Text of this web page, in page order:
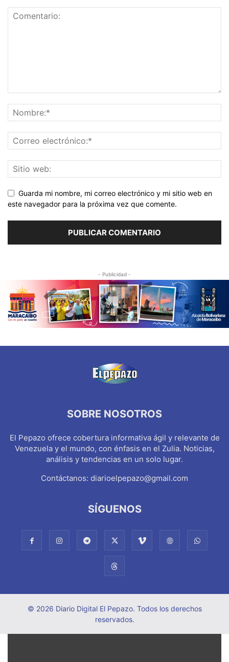
Guarda mi nombre, mi correo electrónico y mi sitio web en
este navegador para la próxima vez que comente.
- Publicidad -
SOBRE NOSOTROS
El Pepazo ofrece cobertura informativa ágil y relevante de
Venezuela y el mundo, con énfasis en el Zulia. Noticias,
análisis y tendencias en un solo lugar.
Contáctanos: diarioelpepazo@gmail.com
SÍGUENOS
© 2026 Diario Digital El Pepazo. Todos los derechos
reservados.